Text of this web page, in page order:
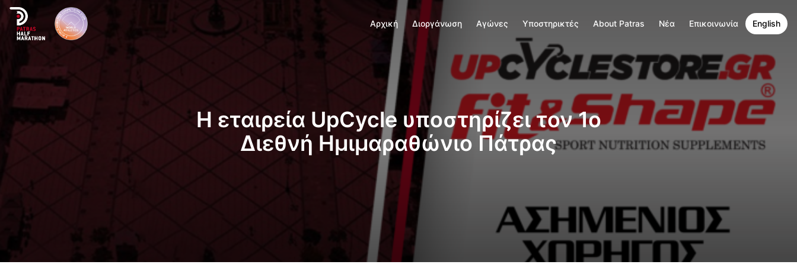
Αρχική Διοργάνωση Αγώνες Υποστηρικτές About Patras Νέα Επικοινωνία English
Η εταιρεία UpCycle υποστηρίζει τον 1ο
Διεθνή Ημιμαραθώνιο Πάτρας